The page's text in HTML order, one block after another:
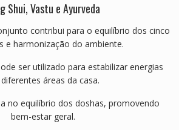
Shui, Vastu e Ayurveda
contribui para o equilíbrio dos cinco
e harmonização do ambiente.
ser utilizado para estabilizar energias
áreas da casa.
no equilíbrio dos doshas, promovendo
bem-estar geral.